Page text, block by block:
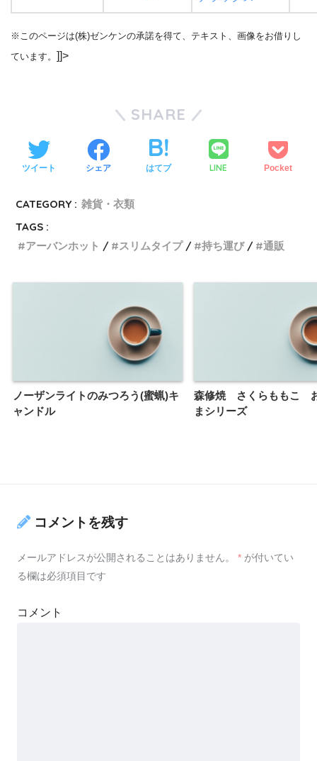
※このページは(株)ゼンケンの承諾を得て、テキスト、画像をお借りし
ています。 ]]>
SHARE
ツイート シェア はてブ LINE Pocket
CATEGORY : 雑貨・衣類
TAGS :
アーバンホット
スリムタイプ 持ち運び 通販
ノーザンライトのみつろう(蜜蝋)キ
ャンドル
森修焼 さくらももこ
まシリーズ
コメントを残す
メールアドレスが公開されることはありません。 * が付いてい
る欄は必須項目です
コメント